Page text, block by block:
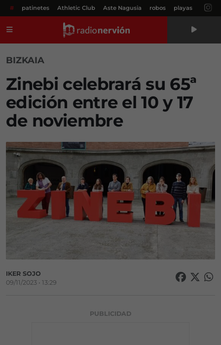
# patinetes Athletic Club Aste Nagusia robos playas
BIZKAIA
Zinebi celebrará su 65ª
edición entre el 10 y 17
de noviembre
IKER SOJO
09/11/2023 • 13:29
PUBLICIDAD